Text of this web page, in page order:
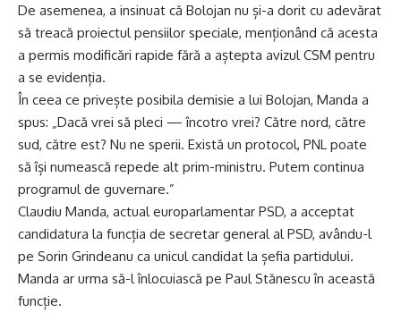
De asemenea, a insinuat că Bolojan nu și-a dorit cu adevărat
să treacă proiectul pensiilor speciale, menționând că acesta
a permis modificări rapide fără a aștepta avizul CSM pentru
a se evidenția.
În ceea ce privește posibila demisie a lui Bolojan, Manda a
spus: „Dacă vrei să pleci — încotro vrei? Către nord, către
sud, către est? Nu ne sperii. Există un protocol, PNL poate
să își numească repede alt prim-ministru. Putem continua
programul de guvernare.”
Claudiu Manda, actual europarlamentar PSD, a acceptat
candidatura la funcția de secretar general al PSD, avându-l
pe Sorin Grindeanu ca unicul candidat la șefia partidului.
Manda ar urma să-l înlocuiască pe Paul Stănescu în această
funcție.